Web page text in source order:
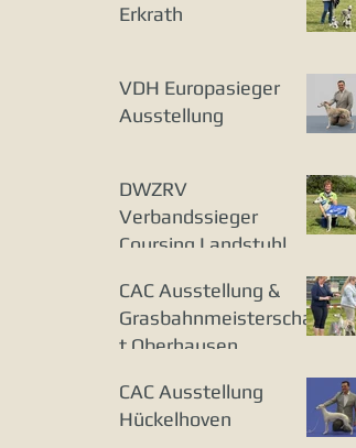
Erkrath
VDH Europasieger
Ausstellung
DWZRV
Verbandssieger
Coursing Landstuhl
CAC Ausstellung &
Grasbahnmeisterschaf
t Oberhausen
CAC Ausstellung
Hückelhoven